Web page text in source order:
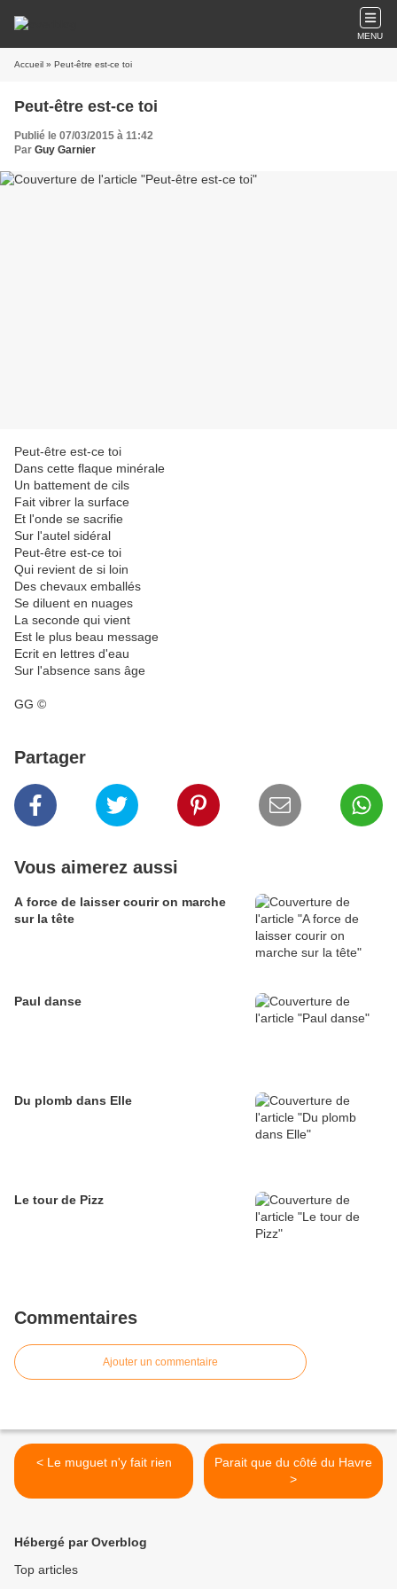
MENU
Accueil » Peut-être est-ce toi
Peut-être est-ce toi
Publié le 07/03/2015 à 11:42
Par Guy Garnier
Peut-être est-ce toi
Dans cette flaque minérale
Un battement de cils
Fait vibrer la surface
Et l'onde se sacrifie
Sur l'autel sidéral
Peut-être est-ce toi
Qui revient de si loin
Des chevaux emballés
Se diluent en nuages
La seconde qui vient
Est le plus beau message
Ecrit en lettres d'eau
Sur l'absence sans âge
GG ©
Partager
Vous aimerez aussi
A force de laisser courir on marche
sur la tête
Paul danse
Du plomb dans Elle
Le tour de Pizz
Commentaires
Ajouter un commentaire
< Le muguet n'y fait rien
Parait que du côté du Havre
>
Hébergé par Overblog
Top articles